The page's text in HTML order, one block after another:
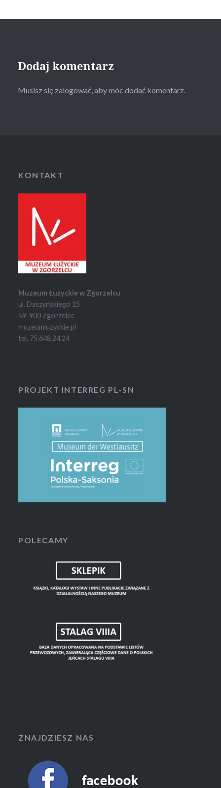
Dodaj komentarz
Musisz się zalogować, aby móc dodać komentarz.
KONTAKT
Muzeum Łużyckie w Zgorzelcu
ul. Daszyńskiego 15
59-900 Zgorzelec
muzeumluzyckie.pl
tel. 75 648 24 24
PROJEKT INTERREG PL-SN
POLECAMY
ZNAJDZIESZ NAS